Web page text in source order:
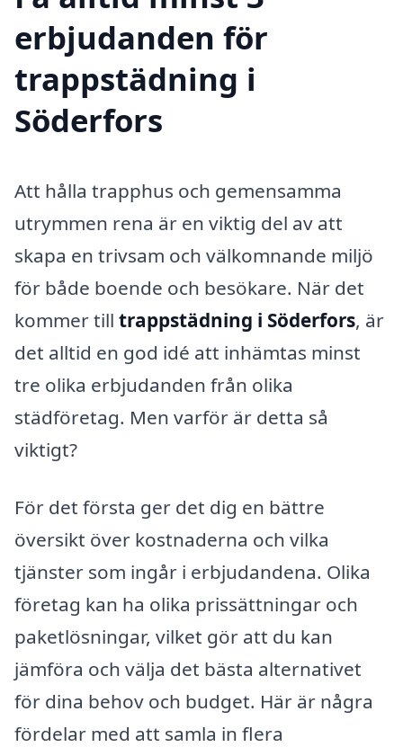
erbjudanden för
trappstädning i
Söderfors
Att hålla trapphus och gemensamma
utrymmen rena är en viktig del av att
skapa en trivsam och välkomnande miljö
för både boende och besökare. När det
kommer till trappstädning i Söderfors, är
det alltid en god idé att inhämtas minst
tre olika erbjudanden från olika
städföretag. Men varför är detta så
viktigt?
För det första ger det dig en bättre
översikt över kostnaderna och vilka
tjänster som ingår i erbjudandena. Olika
företag kan ha olika prissättningar och
paketlösningar, vilket gör att du kan
jämföra och välja det bästa alternativet
för dina behov och budget. Här är några
fördelar med att samla in flera